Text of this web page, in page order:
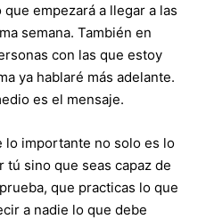
empezará a llegar a las
semana. También en
con las que estoy
ya hablaré más adelante.
es el mensaje.
lo importante no solo es lo
sino que seas capaz de
que practicas lo que
a nadie lo que debe